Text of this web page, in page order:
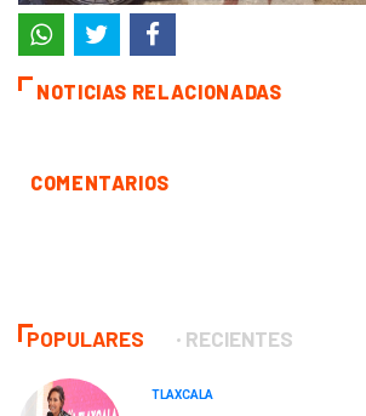
NOTICIAS RELACIONADAS
COMENTARIOS
POPULARES RECIENTES
TLAXCALA